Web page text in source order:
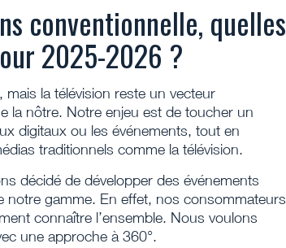
conventionnelle, quelles
2025-2026 ?
la télévision reste un vecteur
la nôtre. Notre enjeu est de toucher un
digitaux ou les événements, tout en
traditionnels comme la télévision.
décidé de développer des événements
notre gamme. En effet, nos consommateurs
connaître l’ensemble. Nous voulons
une approche à 360°.